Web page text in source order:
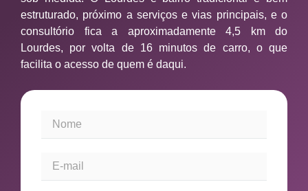
estruturado, próximo a serviços e vias principais, e o
consultório fica a aproximadamente 4,5 km do
Lourdes, por volta de 16 minutos de carro, o que
facilita o acesso de quem é daqui.